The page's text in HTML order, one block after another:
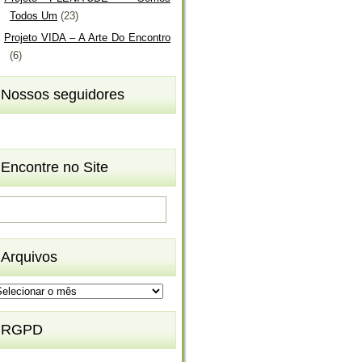
Todos Um (23)
Projeto VIDA – A Arte Do Encontro
(6)
Nossos seguidores
Encontre no Site
Arquivos
RGPD